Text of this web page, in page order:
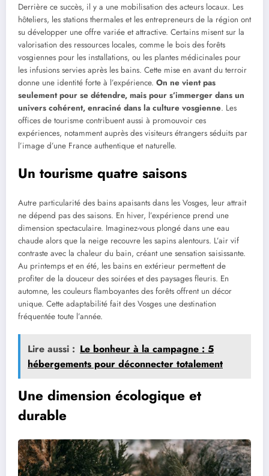
Derrière ce succès, il y a une mobilisation des acteurs locaux. Les
hôteliers, les stations thermales et les entrepreneurs de la région ont
su développer une offre variée et attractive. Certains misent sur la
valorisation des ressources locales, comme le bois des forêts
vosgiennes pour les installations, ou les plantes médicinales pour
les infusions servies après les bains. Cette mise en avant du terroir
donne une identité forte à l’expérience. On ne vient pas
seulement pour se détendre, mais pour s’immerger dans un
univers cohérent, enraciné dans la culture vosgienne. Les
offices de tourisme contribuent aussi à promouvoir ces
expériences, notamment auprès des visiteurs étrangers séduits par
l’image d’une France authentique et naturelle.
Un tourisme quatre saisons
Autre particularité des bains apaisants dans les Vosges, leur attrait
ne dépend pas des saisons. En hiver, l’expérience prend une
dimension spectaculaire. Imaginez-vous plongé dans une eau
chaude alors que la neige recouvre les sapins alentours. L’air vif
contraste avec la chaleur du bain, créant une sensation saisissante.
Au printemps et en été, les bains en extérieur permettent de
profiter de la douceur des soirées et des paysages fleuris. En
automne, les couleurs flamboyantes des forêts offrent un décor
unique. Cette adaptabilité fait des Vosges une destination
fréquentée toute l’année.
Lire aussi : Le bonheur à la campagne : 5
hébergements pour déconnecter totalement
Une dimension écologique et
durable